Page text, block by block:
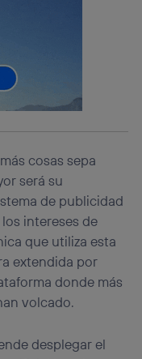
cosas sepa
será su
de publicidad
intereses de
que utiliza esta
extendida por
donde más
volcado.
desplegar el
función de las
del hogar
será más
en la
esta página web o
consulta